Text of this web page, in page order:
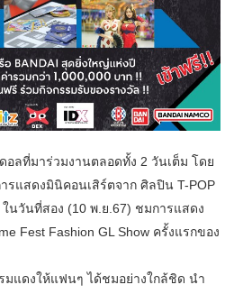
อลที่มาร่วมงานตลอดทั้ง 2 วันเต็ม โดย
รแสดงมินิคอนเสิร์ตจาก ศิลปิน T-POP
ในวันที่สอง (10 พ.ย.67) ชมการแสดง
Fest Fashion GL Show ครั้งแรกของ
มแดงให้แฟนๆ ได้ชมอย่างใกล้ชิด นำ